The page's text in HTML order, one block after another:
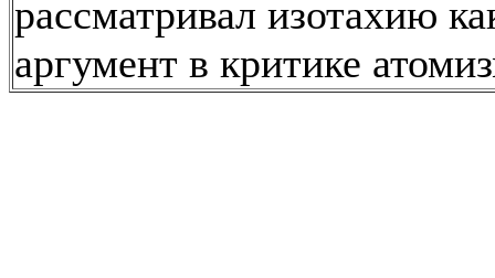
рассматривал изотахию
аргумент в критике